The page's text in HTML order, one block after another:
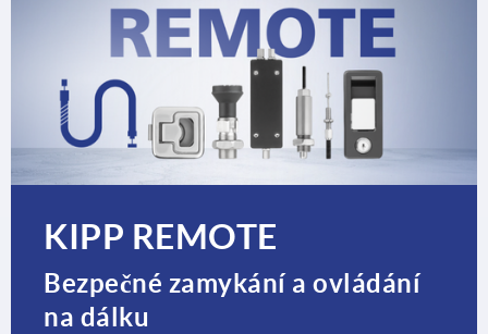
KIPP REMOTE
Bezpečné zamykání a ovládání
na dálku